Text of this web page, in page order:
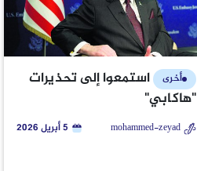
أخرى
استمعوا إلى تحذيرات
"هاكابي"
mohammed-zeyad 5 أبريل 2026